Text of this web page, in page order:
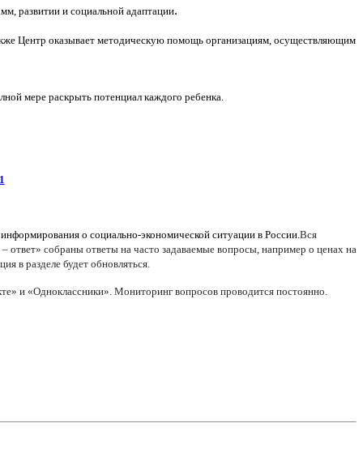
развитии и социальной адаптации.
Центр оказывает методическую помощь организациям, осуществляющим
мере раскрыть потенциал каждого ребенка.
о социально-экономической ситуации в России. Вся
ответ» собраны ответы на часто задаваемые вопросы, например о ценах на
в разделе будет обновляться.
и «Одноклассники». Мониторинг вопросов проводится постоянно.